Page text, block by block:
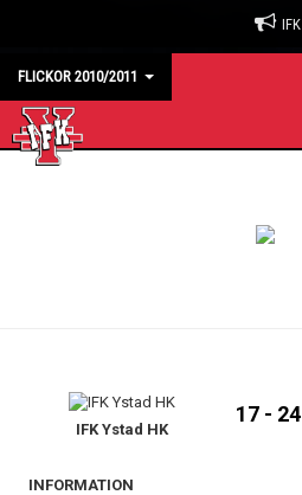
IFK
FLICKOR 2010/2011
IFK Ystad HK
17 - 24
INFORMATION